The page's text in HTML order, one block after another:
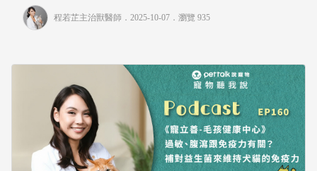
中的角色｜專業獸醫—程若芷
程若芷主治獸醫師 ．2025-10-07． 瀏覽 935